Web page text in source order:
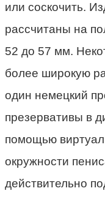
или соскочить.
рассчитаны на
52 до 57 мм.
более широкую
один немецкий
презервативы в
помощью
окружности
действительно